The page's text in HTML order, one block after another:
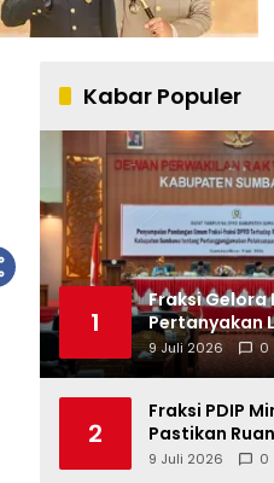
Kabar Populer
1
Fraksi Gelora
Pertanyakan
Tahun 2025
9 Juli 2026 0
2
Fraksi PDIP
Pastikan
Produk UMKM
9 Juli 2026 0